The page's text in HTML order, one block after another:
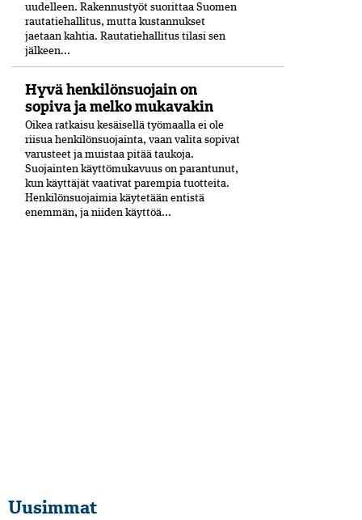
uudelleen. Rakennustyöt suorittaa Suomen
rautatiehallitus, mutta kustannukset
jaetaan kahtia. Rautatiehallitus tilasi sen
jälkeen...
Hyvä henkilönsuojain on
sopiva ja melko mukavakin
Oikea ratkaisu kesäisellä työmaalla ei ole
riisua henkilönsuojainta, vaan valita sopivat
varusteet ja muistaa pitää taukoja.
Suojainten käyttömukavuus on parantunut,
kun käyttäjät vaativat parempia tuotteita.
Henkilönsuojaimia käytetään entistä
enemmän, ja niiden käyttöä...
Uusimmat